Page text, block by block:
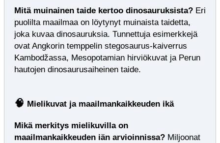
Mitä muinainen taide kertoo dinosauruksista? Eri
puolilta maailmaa on löytynyt muinaista taidetta,
joka kuvaa dinosauruksia. Tunnettuja esimerkkejä
ovat Angkorin temppelin stegosaurus‑kaiverrus
Kambodžassa, Mesopotamian hirviökuvat ja Perun
hautojen dinosaurusaiheinen taide.
🧠 Mielikuvat ja maailmankaikkeuden ikä
Mikä merkitys mielikuvilla on
maailmankaikkeuden iän arvioinnissa? Miljoonat